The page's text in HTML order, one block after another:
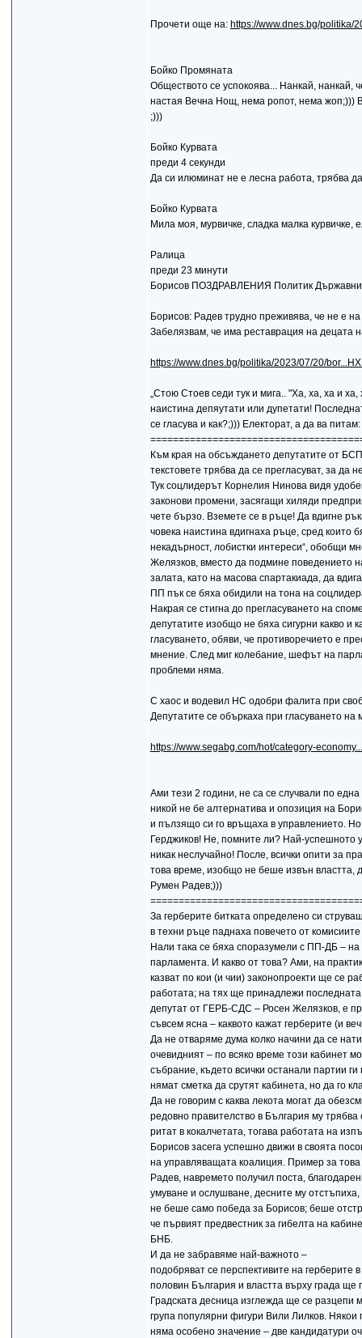
Прочети още на: https://www.dnes.bg/politika/
Бойко Промяната
Обществото се успокоява... Нанкай, нанкай,
настая Вечна Нощ, нема ропот, нема жоп;)))
;)))
Бойко Курвата
преди 4 секунди
Да си илюминат не е лесна работа, трябва
Бойко Курвата
Мила моя, мурвичке, сладка малка курвичке,
Ралица
преди 23 минути
Борисов ПОЗДРАВЛЕНИЯ Политик
Борисов: Радев трудно преживява, че не е на
Забелязвам, че има реставрация на децата
https://www.dnes.bg/politika/2023/07/20/
„Стою Стоев седи тук и мига.. "Ха, ха, ха и
наистина депяутати или дупетати!
се гласува и как?;))) Електорат, а да ва
Към края на обсъждането депутатите от
текстовете трябва да се прегласуват, за да
Тук соцлидерът Корнелия Нинова видя
законови промени, засягащи хиляди
чете бързо. Вземете се в ръце! Да вдигне
човека наистина вдигнаха ръце, сред
некадърност, лобистки интереси“, обобщи
Желязков, вместо да подмине поведението
залата, като на масова спартакиада, да
ПП пък се бяха обидили на тона на
Накрая се стигна до прегласуването на
депутатите изобщо не бяха сигурни какво и
гласуването, обяви, че противоречието е
мнение. След миг колебание, шефът на
проблеми няма.
С хаос и водевил НС одобри фалита при
Депутатите се объркаха при гласуването
https://www.segabg.com/hot/category-
Ами тези 2 години, не са се случвали по
никой не бе алтернатива и опозиция на
и пълзящо си го връщаха в управлението.
Герджиков! Не, помните ли? Най-успешното
никак неслучайно! После, всички опити за
това време, изобщо не беше извън властта,
Румен Радев;)))
За герберите битката определено си
в техни ръце паднаха повечето от комисиите
Нали така се бяха споразумели с ПП-ДБ –
парламента. И какво от това? Ами, на
казват по кои (и чии) законопроекти ще се
работата; на тях ще принадлежи
депутат от ГЕРБ-СДС – Росен Желязков, е
съвсем ясна – каквото кажат герберите (и
Да не отваряме дума колко начини да се
очевидният – по всяко време този кабинет
събрание, където всички останали партии
нямат сметка да срутят кабинета, но да го
Да не говорим с каква лекота могат да
редовно правителство в България му
ритат в кокалчетата, тогава работата на
Борисов засега успешно движи в своята
на управляващата коалиция. Пример за
Радев, навремето получил поста,
умуване и ослушване, десните му
не беше само победа за Борисов; беше
че първият предвестник за гибелта на
БНБ.
И да не забравяме най-важното –
подобряват се перспективите на
половин България и властта върху града
Градската десница изглежда ще се
група популярни фигури Вили Лилков.
няма особено значение – две кандидатури